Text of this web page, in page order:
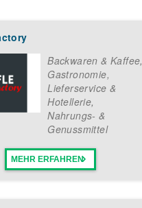
Backwaren & Kaffee,
Gastronomie,
Lieferservice &
Hotellerie,
Nahrungs- &
Genussmittel
MEHR ERFAHREN